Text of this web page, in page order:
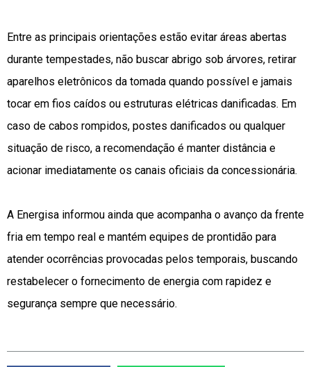
Entre as principais orientações estão evitar áreas abertas
durante tempestades, não buscar abrigo sob árvores, retirar
aparelhos eletrônicos da tomada quando possível e jamais
tocar em fios caídos ou estruturas elétricas danificadas. Em
caso de cabos rompidos, postes danificados ou qualquer
situação de risco, a recomendação é manter distância e
acionar imediatamente os canais oficiais da concessionária.
A Energisa informou ainda que acompanha o avanço da frente
fria em tempo real e mantém equipes de prontidão para
atender ocorrências provocadas pelos temporais, buscando
restabelecer o fornecimento de energia com rapidez e
segurança sempre que necessário.